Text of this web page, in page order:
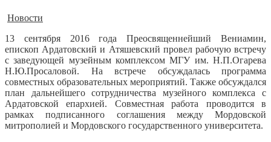
Новости
13 сентября 2016 года Преосвященнейший Вениамин,
епископ Ардатовский и Атяшевский провел рабочую встречу
с заведующей музейным комплексом МГУ им. Н.П.Огарева
Н.Ю.Просаловой. На встрече обсуждалась программа
совместных образовательных мероприятий. Также обсуждался
план дальнейшего сотрудничества музейного комплекса с
Ардатовской епархией. Совместная работа проводится в
рамках подписанного соглашения между Мордовской
митрополией и Мордовского государственного университета.